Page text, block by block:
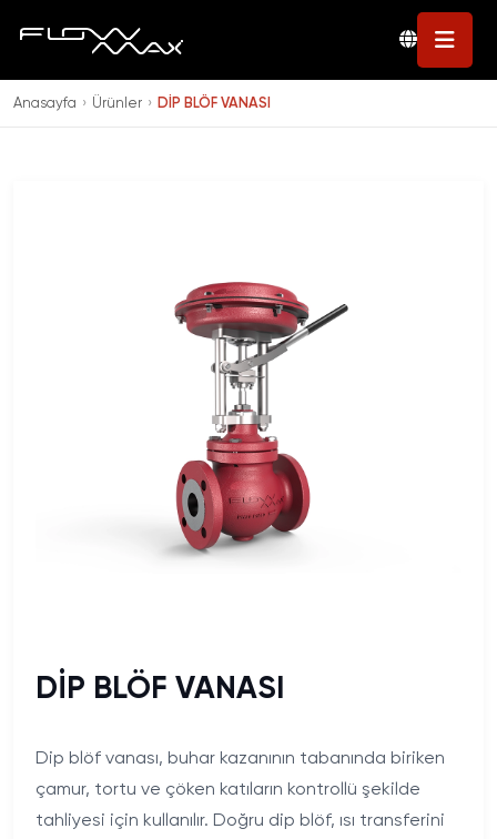
Kazan Otomasyon
Anasayfa › Ürünler › DİP BLÖF VANASI
DİP BLÖF VANASI
Dip blöf vanası, buhar kazanının tabanında biriken
çamur, tortu ve çöken katıların kontrollü şekilde
tahliyesi için kullanılır. Doğru dip blöf, ısı transferini